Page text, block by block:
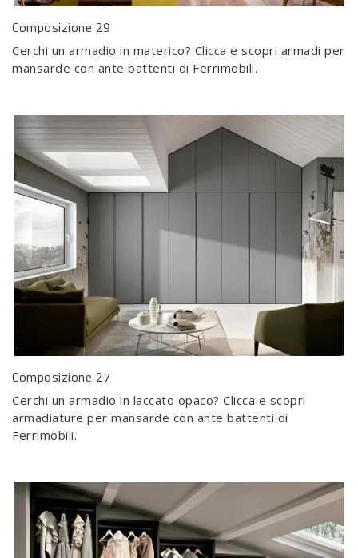
Composizione 29
Cerchi un armadio in materico? Clicca e scopri armadi per
mansarde con ante battenti di Ferrimobili.
Composizione 27
Cerchi un armadio in laccato opaco? Clicca e scopri
armadiature per mansarde con ante battenti di
Ferrimobili.